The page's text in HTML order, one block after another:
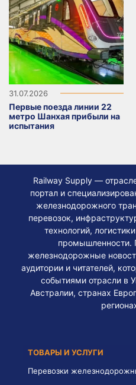
31.07.2026
Первые поезда линии 22
метро Шанхая прибыли на
испытания
Railway Supply —
портал и
железнодорожного
перевозок,
технологий,
промышленности.
железнодорожные
аудитории и читателей,
событиями отрасли в
Австралии, странах
ТОВАРЫ И УСЛУГИ
Перевозки